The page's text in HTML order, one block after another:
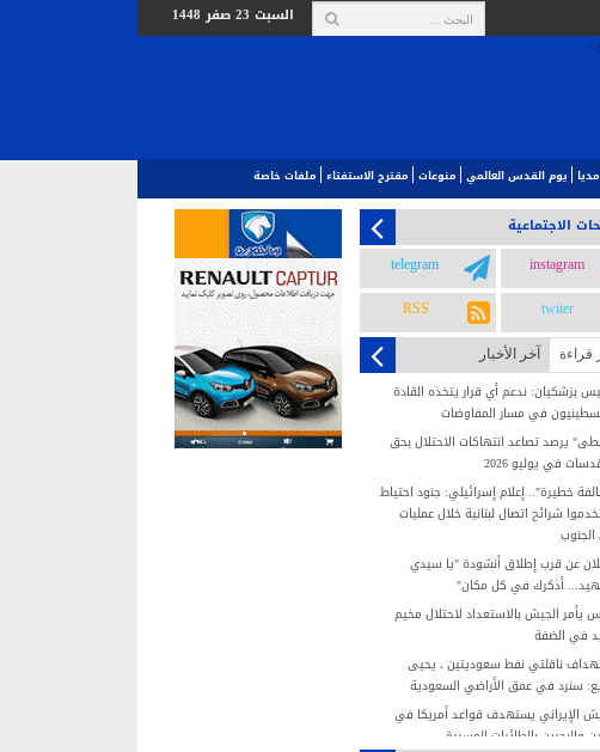
السبت 23 صفر 1448
مديا يوم القدس العالمي‬‎ منوعات مقترح الاستفتاء ملفات خاصة
الاجتماعية
instagram
telegram
twiter
RSS
قراءة آخر الأخبار
بزشكيان: ندعم أي قرار يتخذه القادة
في مسار المفاوضات
يرصد تصاعد انتهاكات الاحتلال بحق
في يوليو 2026
خطيرة".. إعلام إسرائيلي: جنود احتياط
شرائح اتصال لبنانية خلال عمليات
عن قرب إطلاق أنشودة "يا سيدي
أذكرك في كل مكان"
يأمر الجيش بالاستعداد لاحتلال مخيم
في الضفة
ناقلتي نفط سعوديتين ، يحيى
سنرد في عمق الأراضي السعودية
الإيراني يستهدف قواعد أمريكا في
والبحرين بالطائرات المسيرة